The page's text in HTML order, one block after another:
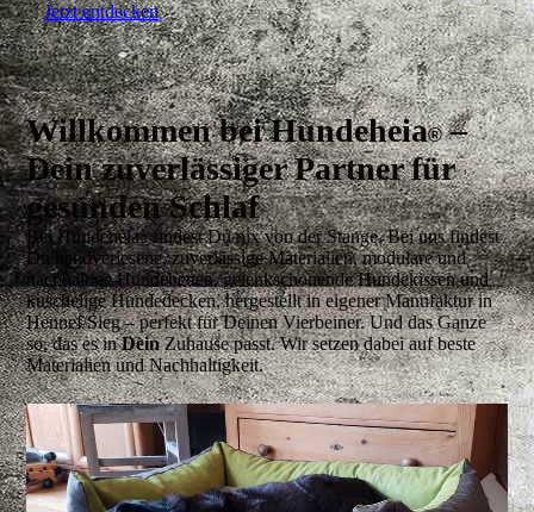
Jetzt entdecken
Willkommen bei Hundeheia®–
Dein zuverlässiger Partner für
gesunden Schlaf
Bei Hundeheia®findest Du nix von der Stange. Bei uns findest
Du handverlesene, zuverlässige Materialien, modulare und
nachhaltige Hundebetten, gelenkschonende Hundekissen und
kuschelige Hundedecken, hergestellt in eigener Manufaktur in
Hennef/Sieg – perfekt für Deinen Vierbeiner. Und das Ganze
so, das es inDeinZuhause passt. Wir setzen dabei auf beste
Materialien und Nachhaltigkeit.